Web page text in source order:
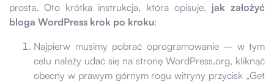
prosta. Oto krótka instrukcja, która opisuje, jak założyć
bloga WordPress krok po kroku:
Najpierw musimy pobrać oprogramowanie – w tym
celu należy udać się na stronę WordPress.org, kliknąć
obecny w prawym górnym rogu witryny przycisk „Get